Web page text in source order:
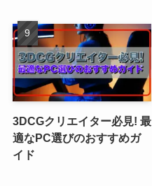
3DCGクリエイター必見! 最
適なPC選びのおすすめガ
イド